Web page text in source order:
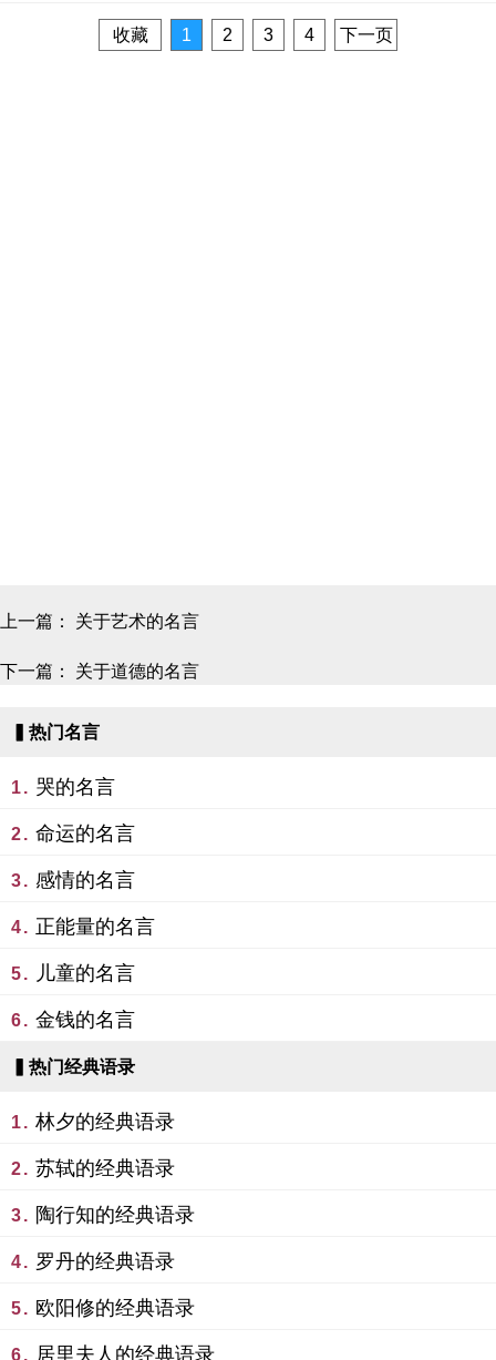
收藏 1 2 3 4 下一页
上一篇： 关于艺术的名言
下一篇： 关于道德的名言
▍热门名言
1. 哭的名言
2. 命运的名言
3. 感情的名言
4. 正能量的名言
5. 儿童的名言
6. 金钱的名言
▍热门经典语录
1. 林夕的经典语录
2. 苏轼的经典语录
3. 陶行知的经典语录
4. 罗丹的经典语录
5. 欧阳修的经典语录
6. 居里夫人的经典语录